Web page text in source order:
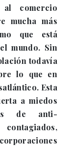
comercio
mucha más
que está
mundo. Sin
todavía
lo que en
Esta
a miedos
de anti-